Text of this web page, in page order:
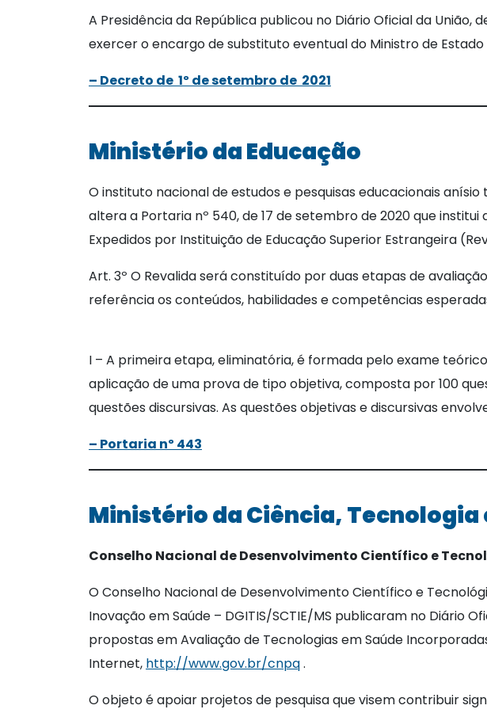
A Presidência da República publicou no Diário Oficial da
exercer o encargo de substituto eventual do Ministro de
– Decreto de 1º de setembro de 2021
Ministério da Educação
O instituto nacional de estudos e pesquisas educacionais
altera a Portaria nº 540, de 17 de setembro de 2020 que
Expedidos por Instituição de Educação Superior Estrangeira
Art. 3º O Revalida será constituído por duas etapas de
referência os conteúdos, habilidades e competências
I – A primeira etapa, eliminatória, é formada pelo exame
aplicação de uma prova de tipo objetiva, composta por 100
questões discursivas. As questões objetivas e discursivas
– Portaria nº 443
Ministério da Ciência, Tecnologia
Conselho Nacional de Desenvolvimento Científico e
O Conselho Nacional de Desenvolvimento Científico e
Inovação em Saúde – DGITIS/SCTIE/MS publicaram no Diário
propostas em Avaliação de Tecnologias em Saúde
Internet, http://www.gov.br/cnpq.
O objeto é apoiar projetos de pesquisa que visem contribuir